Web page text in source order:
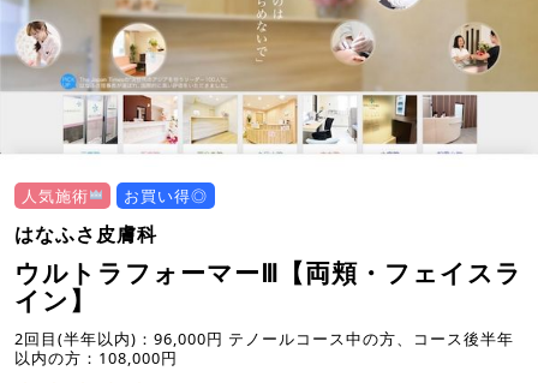
人気施術 お買い得◎
はなふさ皮膚科
ウルトラフォーマーⅢ【両頬・フェイスラ
イン】
2回目(半年以内)：96,000円 テノールコース中の方、コース後半年
以内の方：108,000円